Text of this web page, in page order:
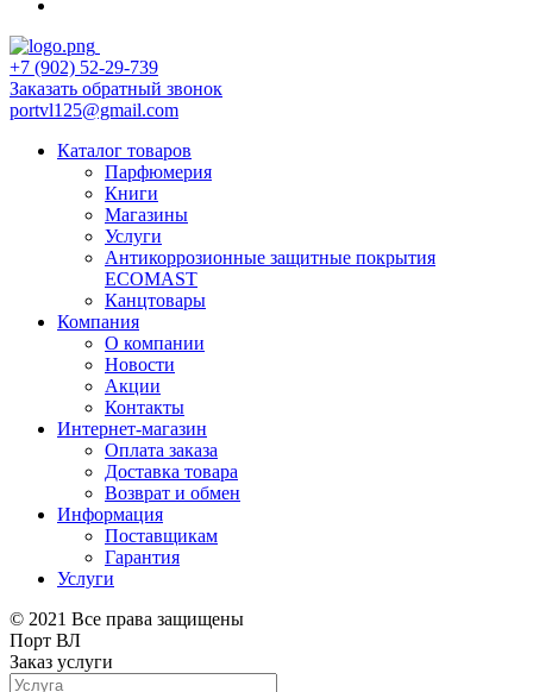
+7 (902) 52-29-739
Заказать обратный звонок
portvl125@gmail.com
Каталог товаров
Парфюмерия
Книги
Магазины
Услуги
Антикоррозионные защитные покрытия
ECOMAST
Канцтовары
Компания
О компании
Новости
Акции
Контакты
Интернет-магазин
Оплата заказа
Доставка товара
Возврат и обмен
Информация
Поставщикам
Гарантия
Услуги
© 2021 Все права защищены
Порт ВЛ
Заказ услуги